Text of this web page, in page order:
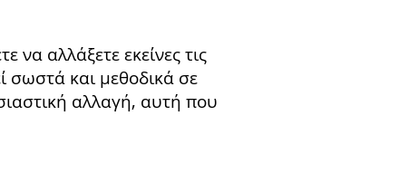
αλλάξετε εκείνες τις
και μεθοδικά σε
αλλαγή, αυτή που